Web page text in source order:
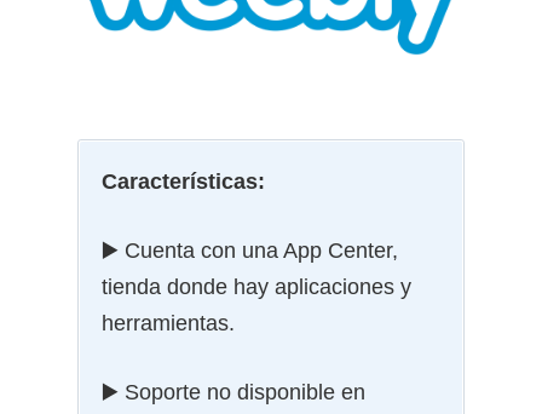
Características:
▶️ Cuenta con una App Center,
tienda donde hay aplicaciones y
herramientas.
▶️ Soporte no disponible en